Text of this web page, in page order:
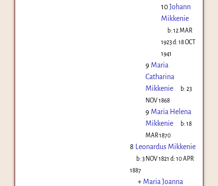
10Johann
Mikkenie
b:12 MAR
1923d: 18 OCT
1941
9 Maria
Catharina
Mikkenie
b:23
NOV 1868
9 Maria Helena
Mikkenie
b:18
MAR 1870
8 Leonardus Mikkenie
b:3 NOV 1821 d:10 APR
1887
+ Maria Joanna